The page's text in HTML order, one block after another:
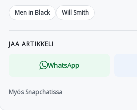
Men in Black
Will Smith
JAA ARTIKKELI
WhatsApp
Myös Snapchatissa